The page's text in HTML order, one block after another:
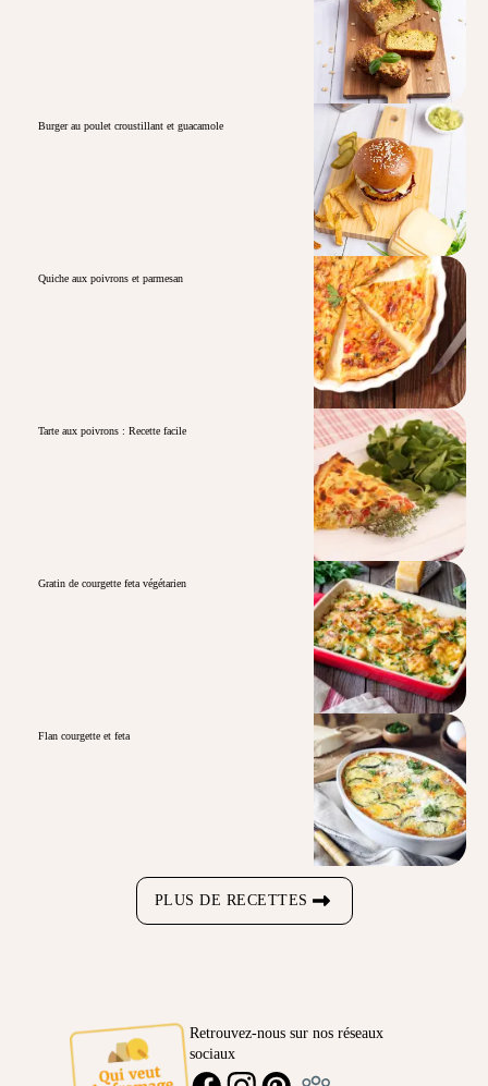
Burger au poulet croustillant et guacamole
Quiche aux poivrons et parmesan
Tarte aux poivrons : Recette facile
Gratin de courgette feta végétarien
Flan courgette et feta
PLUS DE RECETTES
Retrouvez-nous sur nos réseaux
sociaux
FACEBOOKINSTAGRAMPINTEREST